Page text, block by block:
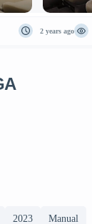
2 years ago
2023 Manual